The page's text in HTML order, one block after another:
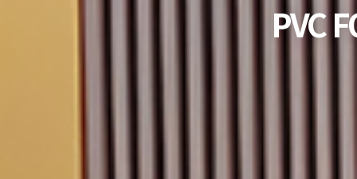
PVC